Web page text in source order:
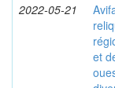
2022-05-21
et